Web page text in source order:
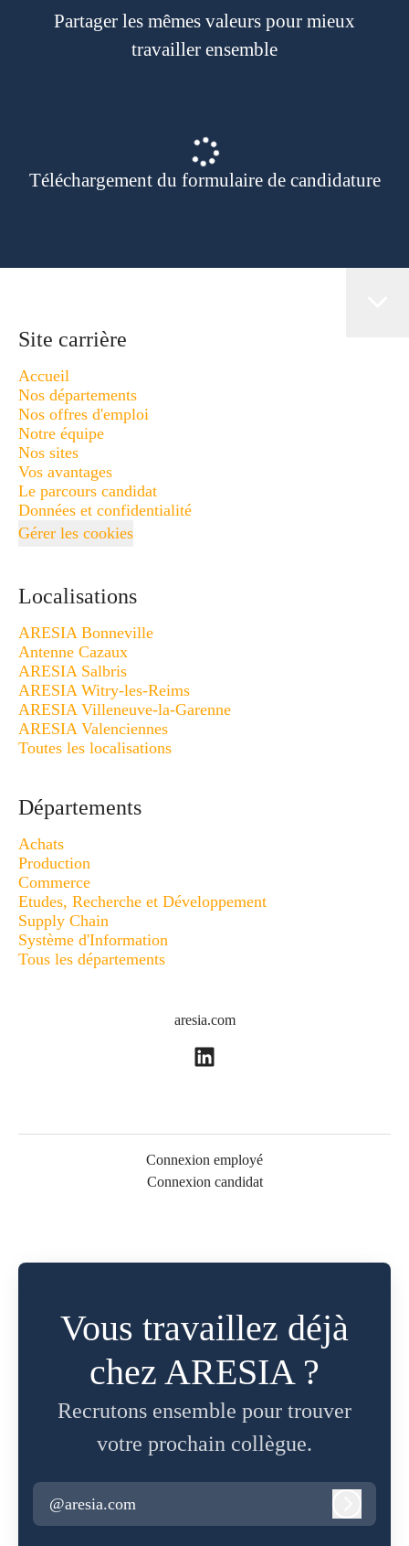
Partager les mêmes valeurs pour mieux
travailler ensemble
Téléchargement du formulaire de candidature
Site carrière
Accueil
Nos départements
Nos offres d'emploi
Notre équipe
Nos sites
Vos avantages
Le parcours candidat
Données et confidentialité
Gérer les cookies
Localisations
ARESIA Bonneville
Antenne Cazaux
ARESIA Salbris
ARESIA Witry-les-Reims
ARESIA Villeneuve-la-Garenne
ARESIA Valenciennes
Toutes les localisations
Départements
Achats
Production
Commerce
Etudes, Recherche et Développement
Supply Chain
Système d'Information
Tous les départements
aresia.com
Connexion employé
Connexion candidat
Vous travaillez déjà
chez ARESIA ?
Recrutons ensemble pour trouver
votre prochain collègue.
@aresia.com